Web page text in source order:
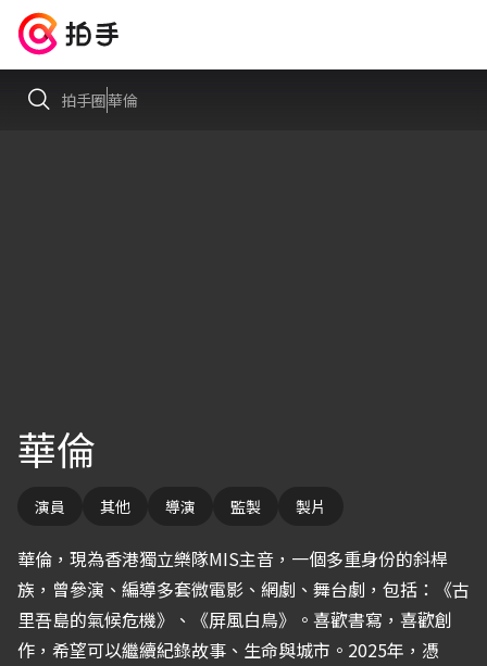
拍手圈華倫
華倫
演員 其他 導演 監製 製片
華倫，現為香港獨立樂隊MIS主音，一個多重身份的斜桿
族，曾參演、編導多套微電影、網劇、舞台劇，包括：《古
里吾島的氣候危機》、《屏風白鳥》。喜歡書寫，喜歡創
作，希望可以繼續紀錄故事、生命與城市。2025年，憑